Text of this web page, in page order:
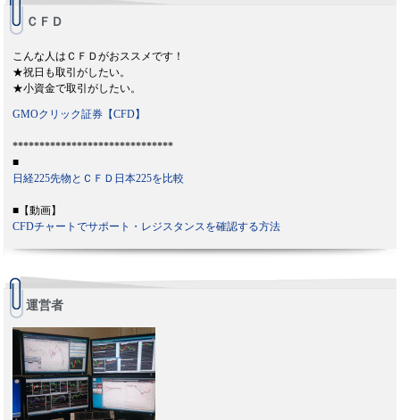
ＣＦＤ
こんな人はＣＦＤがおススメです！
★祝日も取引がしたい。
★小資金で取引がしたい。
GMOクリック証券【CFD】
******************************
■
日経225先物とＣＦＤ日本225を比較
■【動画】
CFDチャートでサポート・レジスタンスを確認する方法
運営者